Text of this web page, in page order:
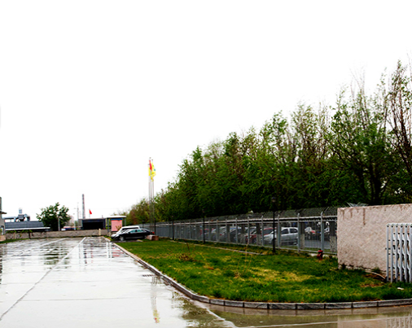
混合型隔聲屏 高速公路